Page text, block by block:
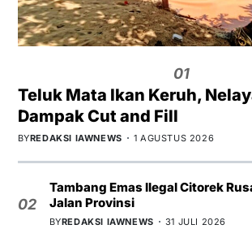
01
Teluk Mata Ikan Keruh,
Dampak Cut and Fill
BYREDAKSI IAWNEWS 1 AGUSTUS 2026
02
Tambang Emas Ilegal Citorek
Jalan Provinsi
BYREDAKSI IAWNEWS 31 JULI 2026